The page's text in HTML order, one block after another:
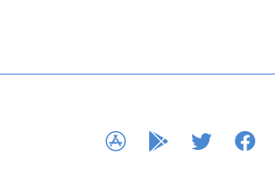
APP STOREGOOGLE PLAY
TWITTER